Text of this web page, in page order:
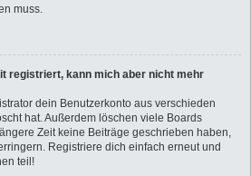
muss.
registriert, kann mich aber nicht mehr
dein Benutzerkonto aus verschieden
hat. Außerdem löschen viele Boards
Zeit keine Beiträge geschrieben haben,
Registriere dich einfach erneut und
teil!